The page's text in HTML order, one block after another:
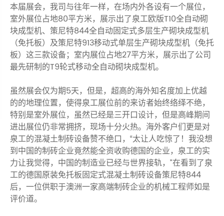
本届展会，我司与往年一样，在场内外各设有一个展位，
室外展位占地80平方米，展示出了泉工欧版T10全自动砌
块成型机、策尼特844全自动固定式多层生产砌块成型机
（免托板）及策尼特913移动式单层生产砌块成型机（免托
板）这三款设备；室内展位占地27平方米，展示出了公司
最先研制的T9轮式移动全自动砌块成型机。
虽然展会仅为期5天，但是，超高的海外知名度加上优越
的的地理位置，使得泉工展位前的来访者始终络绎不绝，
特别是室外展位，虽然已经是三开口设计，但是高峰期间
进出展位仍非常拥挤，现场十分火热。海外客户们更是对
泉工的混凝土制砖设备赞不绝口，“太让人吃惊了！我没想
到中国的制砖企业竟然能全资收购德国的企业，泉工的实
力让我觉得，中国的制造业已经与世界接轨，”在看到了泉
工的德国原装免托板固定式混凝土制砖设备策尼特844
后，一位供职于澳洲一家高端制砖企业的机械工程师如是
评价道。